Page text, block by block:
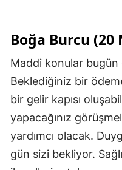
Boğa Burcu (20
Maddi konular
Beklediğiniz bir
bir gelir kapısı
yapacağınız
yardımcı olacak.
gün sizi bekliyor.